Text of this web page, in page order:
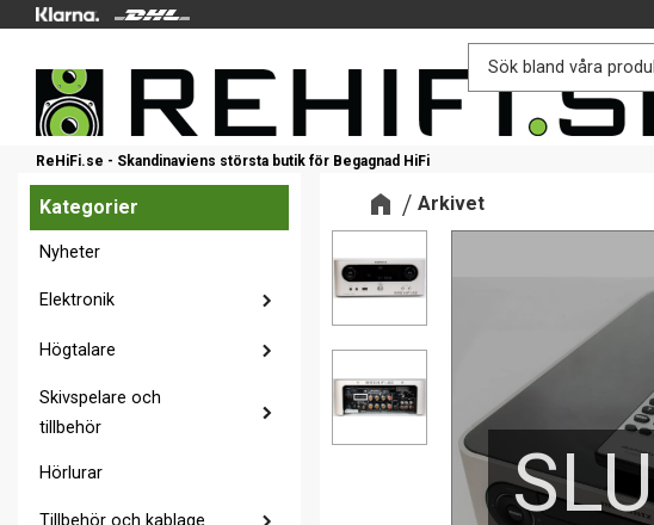
ReHiFi.se - Skandinaviens största butik för Begagnad HiFi
Arkivet
Kategorier
Nyheter
Elektronik
Högtalare
Skivspelare och
tillbehör
Hörlurar
Tillbehör och kablage